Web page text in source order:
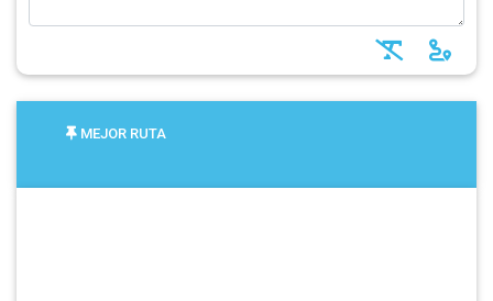
MEJOR RUTA